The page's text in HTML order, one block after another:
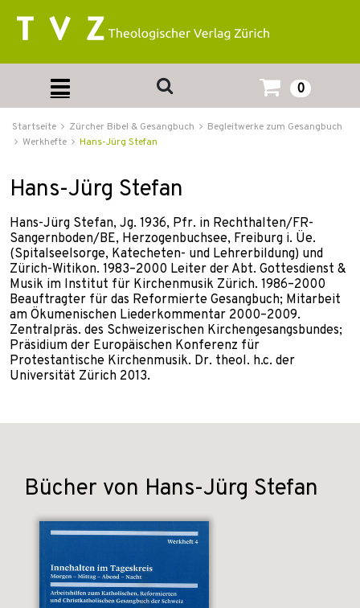
0
Startseite Zürcher Bibel & Gesangbuch
Begleitwerke zum Gesangbuch
Werkhefte
Hans-Jürg Stefan
Hans-Jürg Stefan
Hans-Jürg Stefan, Jg. 1936, Pfr. in Rechthalten/FR-
Sangernboden/BE, Herzogenbuchsee, Freiburg i. Üe.
(Spitalseelsorge, Katecheten- und Lehrerbildung) und
Zürich-Witikon. 1983–2000 Leiter der Abt. Gottesdienst &
Musik im Institut für Kirchenmusik Zürich. 1986–2000
Beauftragter für das Reformierte Gesangbuch; Mitarbeit
am Ökumenischen Liederkommentar 2000–2009.
Zentralpräs. des Schweizerischen Kirchengesangsbundes;
Präsidium der Europäischen Konferenz für
Protestantische Kirchenmusik. Dr. theol. h.c. der
Universität Zürich 2013.
Bücher von Hans-Jürg Stefan